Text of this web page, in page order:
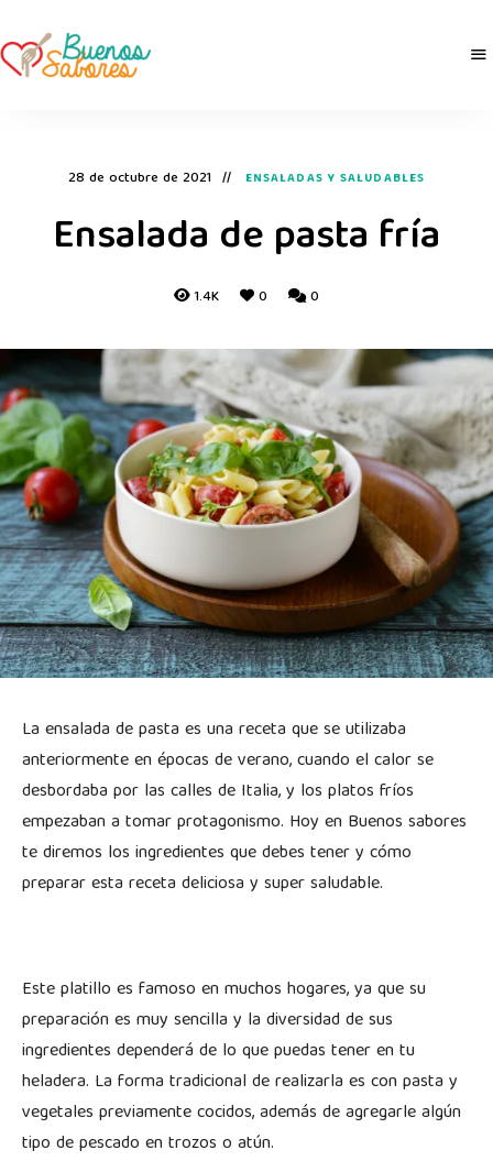
28 de octubre de 2021 ENSALADAS Y SALUDABLES
Ensalada de pasta fría
1.4K 0 0
La ensalada de pasta es una receta que se utilizaba
anteriormente en épocas de verano, cuando el calor se
desbordaba por las calles de Italia, y los platos fríos
empezaban a tomar protagonismo. Hoy en Buenos sabores
te diremos los ingredientes que debes tener y cómo
preparar esta receta deliciosa y super saludable.
Este platillo es famoso en muchos hogares, ya que su
preparación es muy sencilla y la diversidad de sus
ingredientes dependerá de lo que puedas tener en tu
heladera. La forma tradicional de realizarla es con pasta y
vegetales previamente cocidos, además de agregarle algún
tipo de pescado en trozos o atún.